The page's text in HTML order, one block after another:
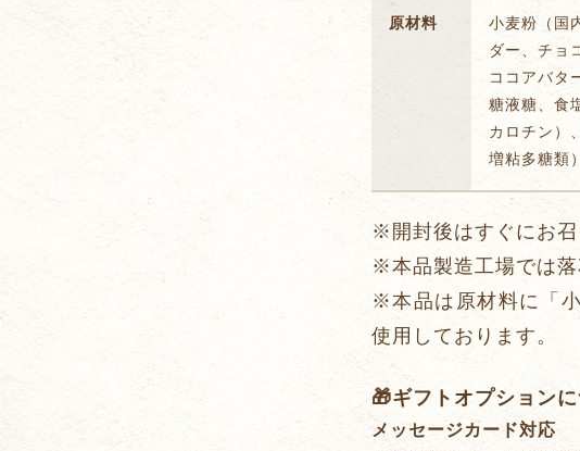
原材料
小麦粉（国
ダー、チョ
ココアバタ
糖液糖、食
カロチン）
増粘多糖類
※開封後はすぐにお召
※本品製造工場では落
※本品は原材料に「
使用しております。
🎁ギフトオプション
メッセージカード対応